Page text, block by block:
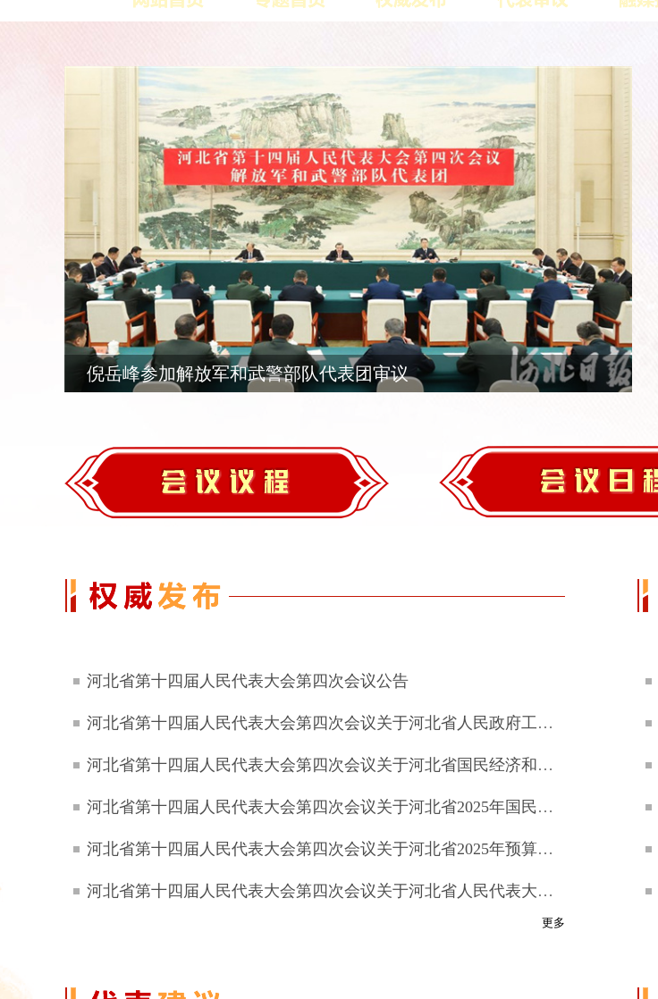
倪岳峰参加解放军和武警部队代表团审议
河北省第十四届人民代表大会第四次会议公告
河北省第十四届人民代表大会第四次会议关于河北省人民政府工作报告的决议
河北省第十四届人民代表大会第四次会议关于河北省国民经济和社会发展第十五个五年规划纲要的决议
河北省第十四届人民代表大会第四次会议关于河北省2025年国民经济和社会发展计划执行情况与2026年国民经济和社会发展计划的决议
河北省第十四届人民代表大会第四次会议关于河北省2025年预算执行情况和2026年预算的决议
河北省第十四届人民代表大会第四次会议关于河北省人民代表大会常务委员会工作报告的决议
更多